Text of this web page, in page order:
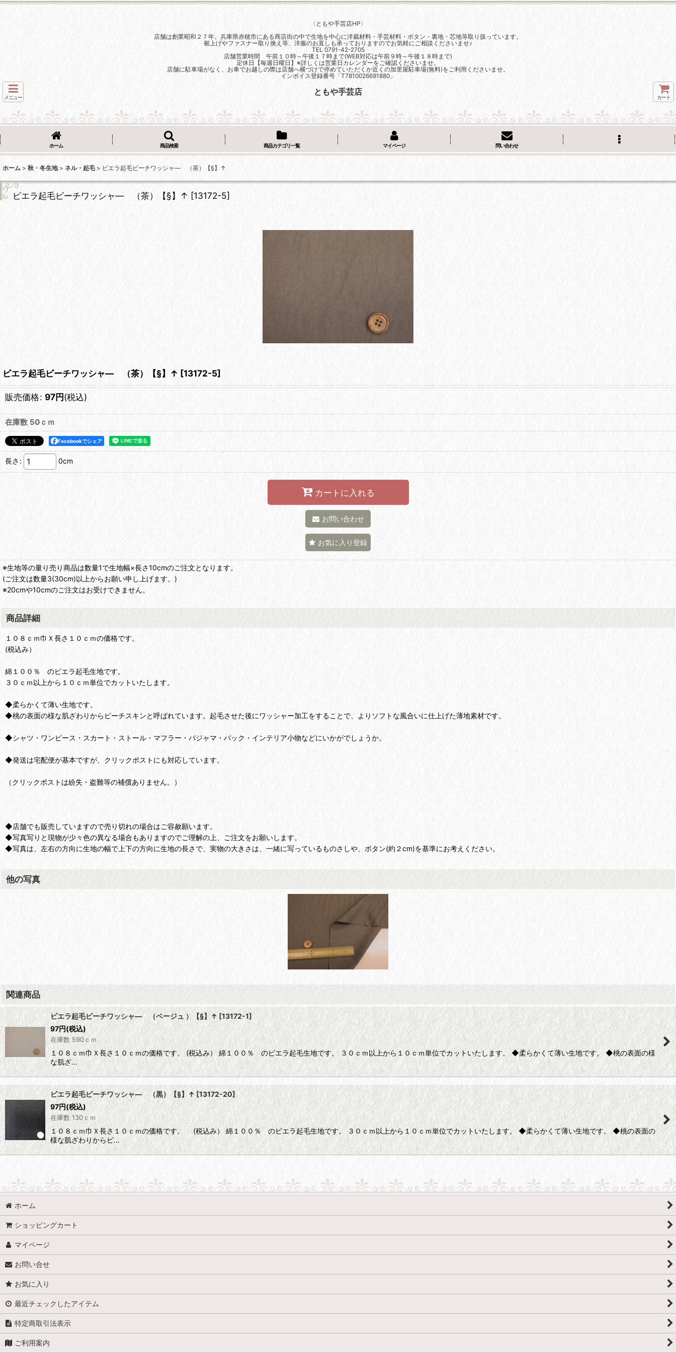
〈ともや手芸店HP〉
店舗は創業昭和２７年。兵庫県赤穂市にある商店街の中で生地を中心に洋裁材料・手芸材料・ボタン・裏地・芯地等取り扱っています。
裾上げやファスナー取り換え等、洋服のお直しも承っておりますのでお気軽にご相談くださいませ♪
TEL 0791-42-2705
店舗営業時間 午前１０時～午後１７時まで(WEB対応は午前９時～午後１８時まで)
定休日【毎週日曜日】※詳しくは営業日カレンダーをご確認くださいませ。
店舗に駐車場がなく、お車でお越しの際は店舗へ横づけで停めていただくか近くの加里屋駐車場(無料)をご利用くださいませ。
インボイス登録番号「T7810026691880」
メニュー
ともや手芸店
カート
ホーム 商品検索 商品カテゴリ一覧 マイページ 問い合わせ
ホーム > 秋・冬生地 > ネル・起毛 > ビエラ起毛ビーチワッシャ― （茶）【§】↑
ビエラ起毛ビーチワッシャ― （茶）【§】↑ [13172-5]
ビエラ起毛ビーチワッシャ― （茶）【§】↑ [13172-5]
販売価格: 97円(税込)
在庫数 50ｃｍ
Facebookでシェア
長さ : 0cm
カートに入れる
お問い合わせ
お気に入り登録
※生地等の量り売り商品は数量1で生地幅×長さ10cmのご注文となります。
(ご注文は数量3(30cm)以上からお願い申し上げます。)
※20cmや10cmのご注文はお受けできません。
商品詳細
１０８ｃｍ巾Ｘ長さ１０ｃｍの価格です。
(税込み）
綿１００％ のビエラ起毛生地です。
３０ｃｍ以上から１０ｃｍ単位でカットいたします。
◆柔らかくて薄い生地です。
◆桃の表面の様な肌ざわりからピーチスキンと呼ばれています。起毛させた後にワッシャー加工をすることで、よりソフトな風合いに仕上げた薄地素材です。
◆シャツ・ワンピース・スカート・ストール・マフラー・パジャマ・バック・インテリア小物などにいかがでしょうか。
◆発送は宅配便が基本ですが、クリックポストにも対応しています。
（クリックポストは紛失・盗難等の補償ありません。）
◆店舗でも販売していますので売り切れの場合はご容赦願います。
◆写真写りと現物が少々色の異なる場合もありますのでご理解の上、ご注文をお願いします。
◆写真は、左右の方向に生地の幅で上下の方向に生地の長さで、実物の大きさは、一緒に写っているものさしや、ボタン(約２cm)を基準にお考えください。
他の写真
関連商品
ビエラ起毛ビーチワッシャ― （ベージュ ）【§】↑ [13172-1]
97円(税込)
在庫数 590ｃｍ
１０８ｃｍ巾Ｘ長さ１０ｃｍの価格です。 (税込み） 綿１００％ のビエラ起毛生地です。 ３０ｃｍ以上から１０ｃｍ単位でカットいたします。 ◆柔らかくて薄い生地です。 ◆桃の表面の様
な肌ざ…
ビエラ起毛ビーチワッシャ― （黒）【§】↑[13172-20]
97円(税込)
在庫数 130ｃｍ
１０８ｃｍ巾Ｘ長さ１０ｃｍの価格です。 (税込み） 綿１００％ のビエラ起毛生地です。 ３０ｃｍ以上から１０ｃｍ単位でカットいたします。 ◆柔らかくて薄い生地です。 ◆桃の表面の
様な肌ざわりからピ…
ホーム
ショッピングカート
マイページ
お問い合せ
お気に入り
最近チェックしたアイテム
特定商取引法表示
ご利用案内